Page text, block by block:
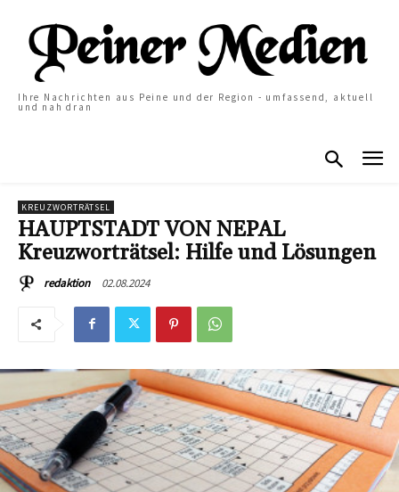
Ihre Nachrichten aus Peine und der Region - umfassend, aktuell
und nah dran
KREUZWORTRÄTSEL
HAUPTSTADT VON NEPAL
Kreuzworträtsel: Hilfe und Lösungen
redaktion 02.08.2024